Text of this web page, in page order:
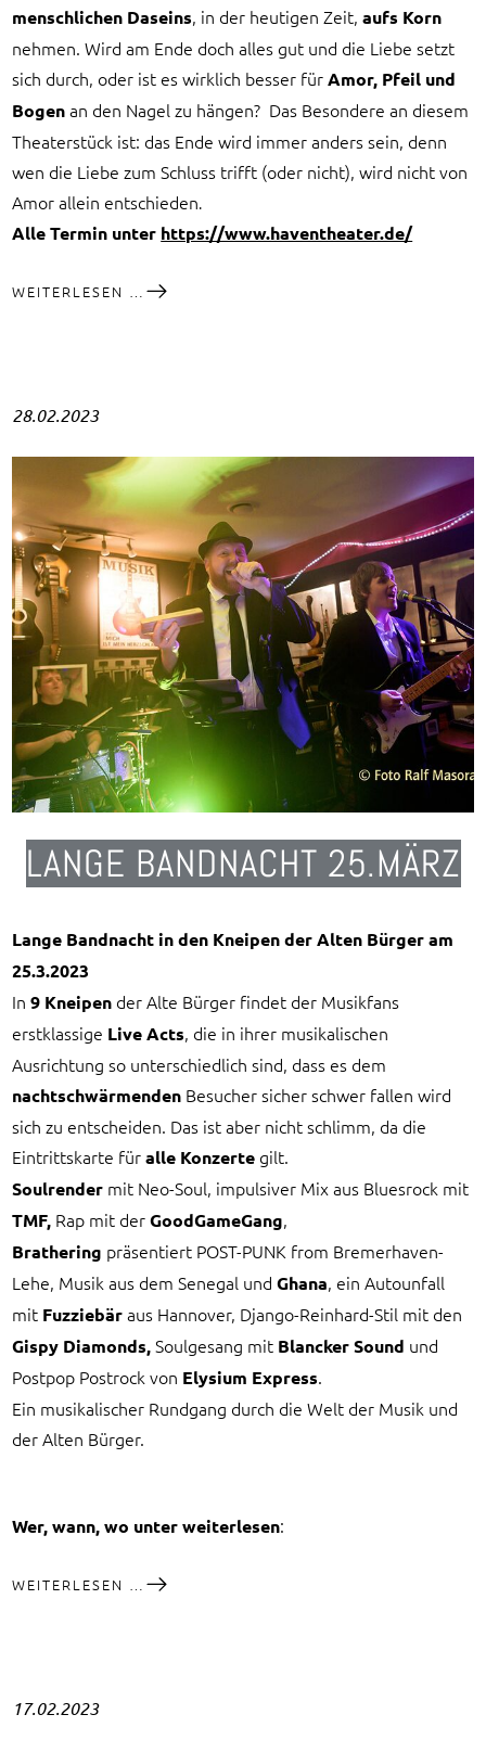
menschlichen Daseins, in der heutigen Zeit,aufs Korn
nehmen. Wird am Ende doch alles gut und die Liebe setzt
sich durch, oder ist es wirklich besser fürAmor, Pfeil und
Bogenan den Nagel zu hängen? Das Besondere an diesem
Theaterstück ist: das Ende wird immer anders sein, denn
wen die Liebe zum Schluss trifft (oder nicht), wird nicht von
Amor allein entschieden.
Alle Termin unter https://www.haventheater.de/
WEITERLESEN … PICCOLO
28.02.2023
LANGE BANDNACHT 25.MÄRZ
Lange Bandnacht in den Kneipen der Alten Bürger am
25.3.2023
In9 Kneipen der Alte Bürger findet der Musikfans
erstklassige Live Acts, die in ihrer musikalischen
Ausrichtung so unterschiedlich sind, dass es dem
nachtschwärmenden Besucher sicher schwer fallen wird
sich zu entscheiden. Das ist aber nicht schlimm, da die
Eintrittskarte füralle Konzerte gilt.
Soulrender mit Neo-Soul, impulsiver Mix aus Bluesrock mit
TMF, Rap mit derGoodGameGang,
Brathering präsentiert POST-PUNK from Bremerhaven-
Lehe, Musik aus dem Senegal undGhana, ein Autounfall
mit Fuzziebäraus Hannover, Django-Reinhard-Stil mit den
Gispy Diamonds,Soulgesang mit Blancker Sound und
Postpop Postrock von Elysium Express.
Ein musikalischer Rundgang durch die Welt der Musik und
der Alten Bürger.
Wer, wann, wo unter weiterlesen:
WEITERLESEN … LANGE
17.02.2023